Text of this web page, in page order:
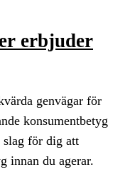
erbjuder
genvägar för
konsumentbetyg
slag för dig att
innan du agerar.